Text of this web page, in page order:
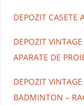
DEPOZIT CASETE
DEPOZIT
APARATE DE
DEPOZIT
BADMINTON –